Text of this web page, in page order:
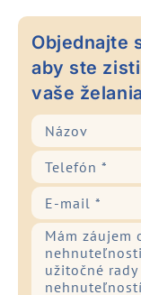
Objednajte
aby ste
vaše